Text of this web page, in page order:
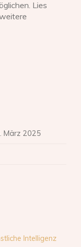
Lies
März 2025
Intelligenz